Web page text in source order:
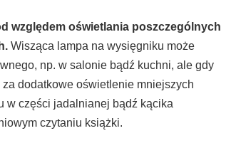
względem oświetlania poszczególnych
Wisząca lampa na wysięgniku może
np. w salonie bądź kuchni, ale gdy
za dodatkowe oświetlenie mniejszych
w części jadalnianej bądź kącika
czytaniu książki.